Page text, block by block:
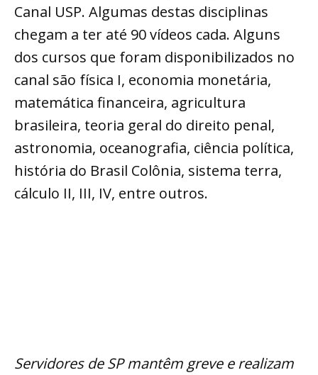
Canal USP. Algumas destas disciplinas
chegam a ter até 90 vídeos cada. Alguns
dos cursos que foram disponibilizados no
canal são física I, economia monetária,
matemática financeira, agricultura
brasileira, teoria geral do direito penal,
astronomia, oceanografia, ciência política,
história do Brasil Colônia, sistema terra,
cálculo II, III, IV, entre outros.
Servidores de SP mantêm greve e realizam